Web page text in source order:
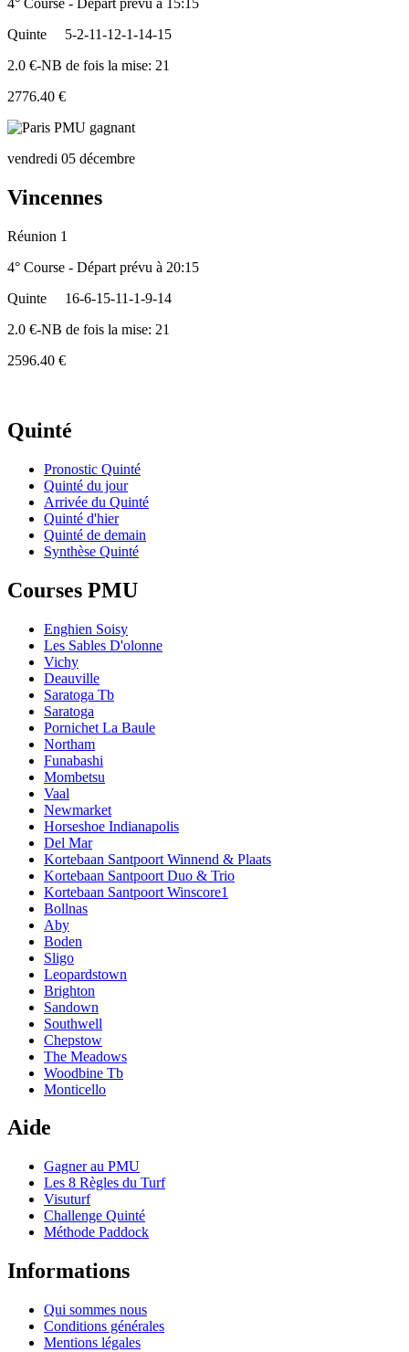
4° Course - Départ prévu à 15:15
Quinte
5-2-11-12-1-14-15
2.0 €-NB de fois la mise: 21
2776.40 €
vendredi 05 décembre
Vincennes
Réunion 1
4° Course - Départ prévu à 20:15
Quinte
16-6-15-11-1-9-14
2.0 €-NB de fois la mise: 21
2596.40 €
Quinté
Pronostic Quinté
Quinté du jour
Arrivée du Quinté
Quinté d'hier
Quinté de demain
Synthèse Quinté
Courses PMU
Enghien Soisy
Les Sables D'olonne
Vichy
Deauville
Saratoga Tb
Saratoga
Pornichet La Baule
Northam
Funabashi
Mombetsu
Vaal
Newmarket
Horseshoe Indianapolis
Del Mar
Kortebaan Santpoort Winnend & Plaats
Kortebaan Santpoort Duo & Trio
Kortebaan Santpoort Winscore1
Bollnas
Aby
Boden
Sligo
Leopardstown
Brighton
Sandown
Southwell
Chepstow
The Meadows
Woodbine Tb
Monticello
Aide
Gagner au PMU
Les 8 Règles du Turf
Visuturf
Challenge Quinté
Méthode Paddock
Informations
Qui sommes nous
Conditions générales
Mentions légales